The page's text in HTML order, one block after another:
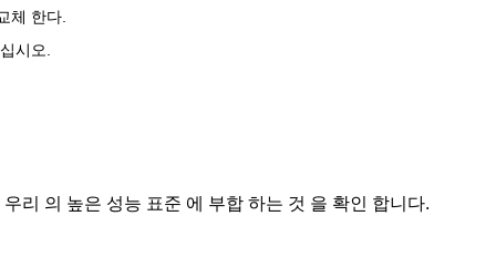
체 한다.
시오.
리 의 높은 성능 표준 에 부합 하는 것 을 확인 합니다.